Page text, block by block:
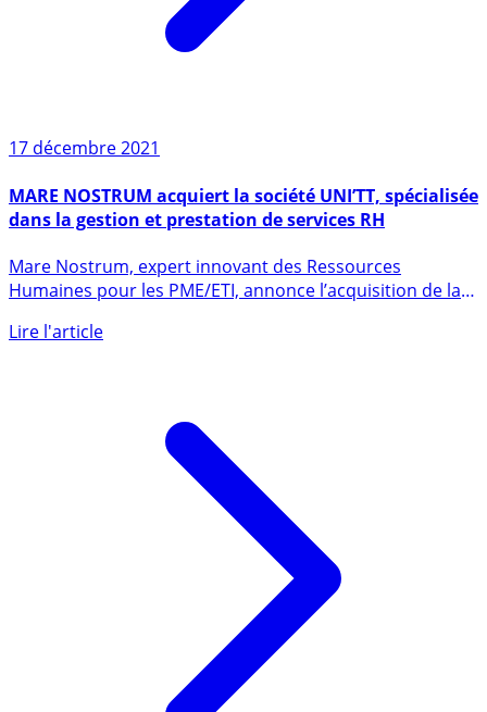
17 décembre 2021
dans la gestion et prestation de services RH
Humaines pour les PME/ETI, annonce l’acquisition de la